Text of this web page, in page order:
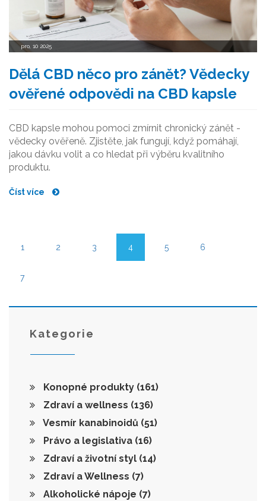
pro, 10 2025
Dělá CBD něco pro zánět? Vědecky
ověřené odpovědi na CBD kapsle
CBD kapsle mohou pomoci zmírnit chronický zánět -
vědecky ověřeně. Zjistěte, jak fungují, když pomáhají,
jakou dávku volit a co hledat při výběru kvalitního
produktu.
Číst více
1 2 3 4 5 6
7
Kategorie
Konopné produkty (161)
Zdraví a wellness (136)
Vesmír kanabinoidů (51)
Právo a legislativa (16)
Zdraví a životní styl (14)
Zdraví a Wellness (7)
Alkoholické nápoje (7)